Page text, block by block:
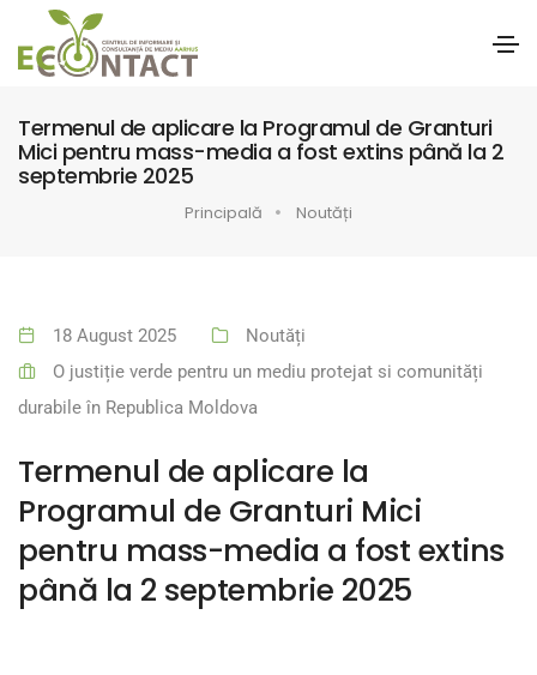
Termenul de aplicare la Programul de Granturi
Mici pentru mass-media a fost extins până la 2
septembrie 2025
Principală Noutăți
18 August 2025
Noutăți
O justiție verde pentru un mediu protejat si comunități
durabile în Republica Moldova
Termenul de aplicare la
Programul de Granturi Mici
pentru mass-media a fost extins
până la 2 septembrie 2025